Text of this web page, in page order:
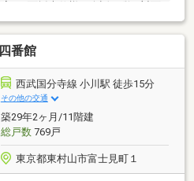
使用可能なサービススペース
を配置・LDと和室から出入りで
ー▼設備・オートロック・エレ
立野東公園 徒歩3分(約180m)・
校 徒歩4分(約270m)・ザ・マーケ
徒歩9分(約650m)■ ご希望の住ま
ます ━━━━━・・・物件の詳
お問い合わせください。
番館
西武国分寺線 小川駅 徒歩15分
その他の交通
築29年2ヶ月/11階建
総戸数769戸
東京都東村山市富士見町１